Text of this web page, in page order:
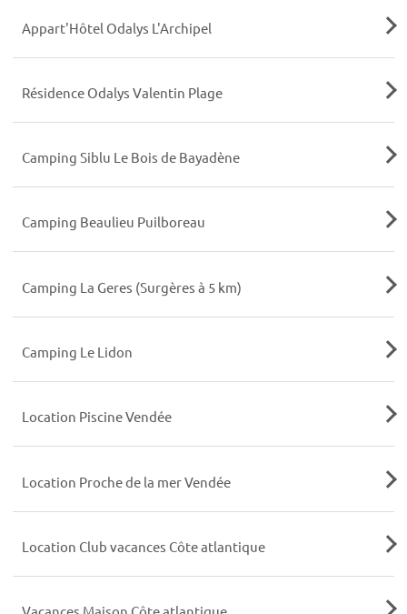
Appart'Hôtel Odalys L'Archipel
Résidence Odalys Valentin Plage
Camping Siblu Le Bois de Bayadène
Camping Beaulieu Puilboreau
Camping La Geres (Surgères à 5 km)
Camping Le Lidon
Location Piscine Vendée
Location Proche de la mer Vendée
Location Club vacances Côte atlantique